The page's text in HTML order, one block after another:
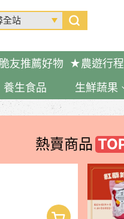
友推薦好物 ★農遊行程
養生食品 生鮮蔬果
熱賣商品